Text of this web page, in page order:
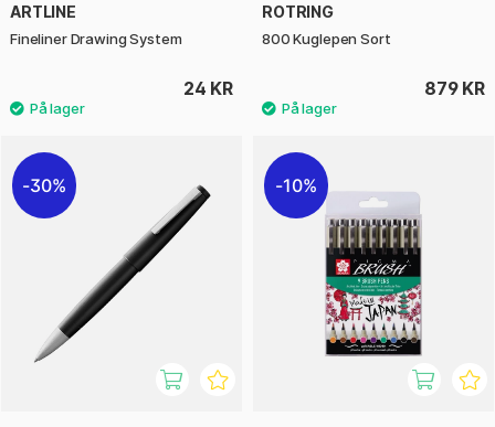
ARTLINE
Fineliner Drawing System
24 KR
ROTRING
800 Kuglepen Sort
879 KR
30% 10%